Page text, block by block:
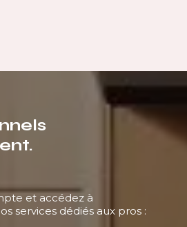
et accédez à
services dédiés aux pros :